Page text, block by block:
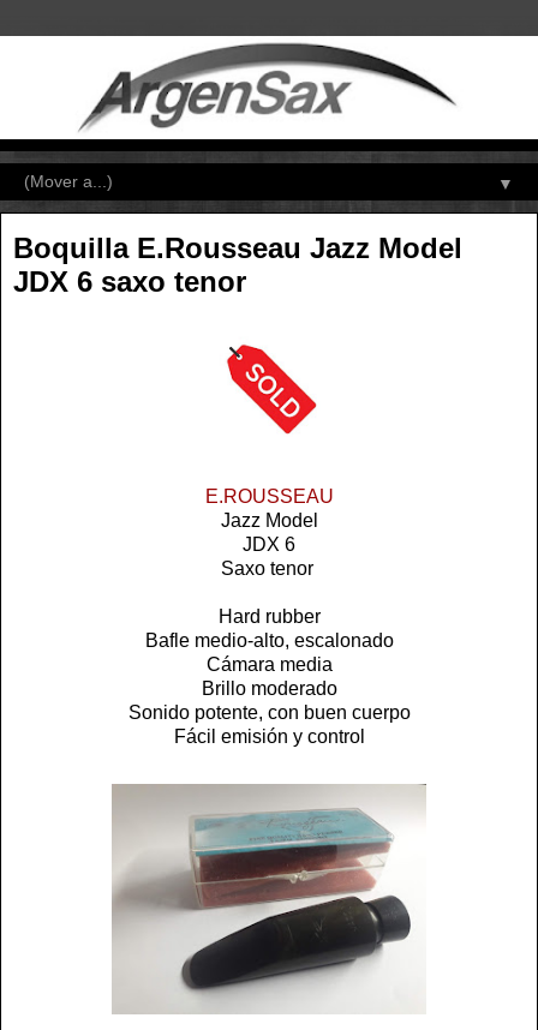
▼
Boquilla E.Rousseau Jazz Model
JDX 6 saxo tenor
E.ROUSSEAU
Jazz Model
JDX 6
Saxo tenor
Hard rubber
Bafle medio-alto, escalonado
Cámara media
Brillo moderado
Sonido potente, con buen cuerpo
Fácil emisión y control